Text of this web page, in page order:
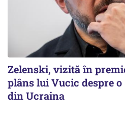
Zelenski, vizită în
plâns lui Vucic despre
din Ucraina